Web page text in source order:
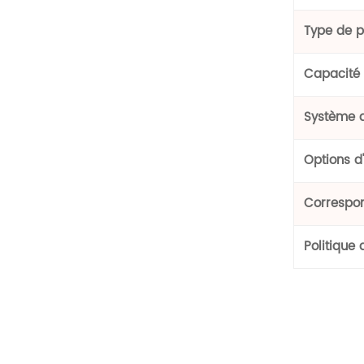
Type de
Système
Options
Politique